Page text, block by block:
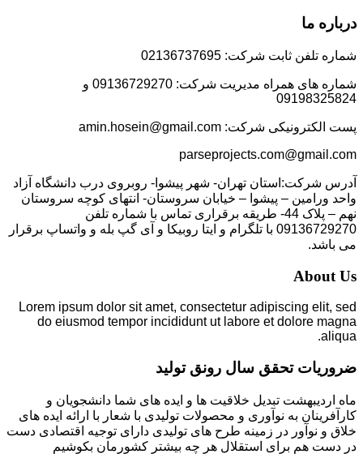
درباره ما
شماره تلفن ثابت شرکت: 02136737695
شماره های همراه مدیریت شرکت: 09136729270 و
09198325824
پست الکترونیکی شرکت: amin.hosein@gmail.com
parseprojects.com@gmail.com
آدرس شرکت:استان تهران- شهر پیشوا- روبروی درب دانشگاه آزاد
واحد ورامین – پیشوا – خیابان سروستان- انتهای کوچه سروستان
نهم – پلاک 44- طریقه برقراری تماس با شماره تلفن
09136729270 با تلگرام و ایتا روبیکا و آی گپ بله و واتساپ برقرار
می باشد.
About Us
Lorem ipsum dolor sit amet, consectetur adipiscing elit, sed
do eiusmod tempor incididunt ut labore et dolore magna
aliqua.
ضروریات تحقق سال رونق تولید
ماه اردیبهشت تبدیل خلاقیت ها و ایده های شما دانشجویان و
کارآفرینان به نوآوری و محصولات تولیدی با شعار با ارائه ایده های
خلاق و نوآور در زمینه طرح های تولیدی دارای توجیه اقتصادی دست
در دست هم برای استقلال هر چه بیشتر کشورمان بکوشیم